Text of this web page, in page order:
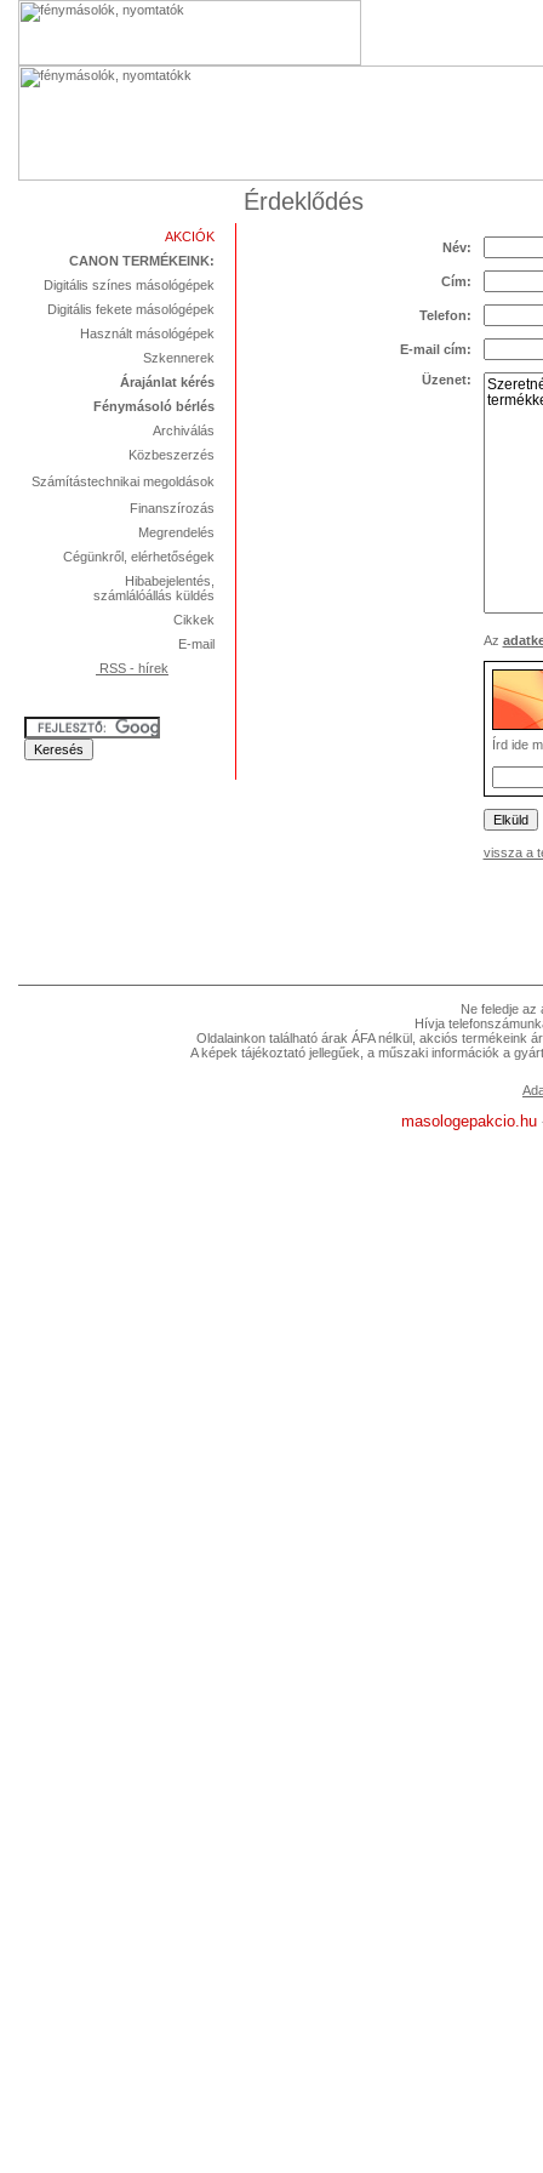
AKCIÓK
CANON TERMÉKEINK:
Digitális színes másológépek
Digitális fekete másológépek
Használt másológépek
Szkennerek
Árajánlat kérés
Fénymásoló bérlés
Archiválás
Közbeszerzés
Számítástechnikai megoldások
Finanszírozás
Megrendelés
Cégünkről, elérhetőségek
Hibabejelentés,
számlálóállás küldés
Cikkek
E-mail
RSS - hírek
Érdeklődés
Név:
Cím:
Telefon:
E-mail cím:
Üzenet:
Az
Írd ide
vissza a
Ne feledje az
Hívja
Oldalainkon található árak ÁFA nélkül, akciós termékeink
A képek tájékoztató jellegűek, a műszaki információk a
masologepakcio.hu